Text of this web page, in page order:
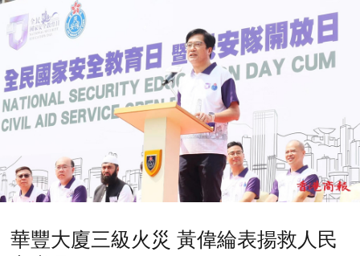
華豐大廈三級火災 黃偉綸表揚救人民